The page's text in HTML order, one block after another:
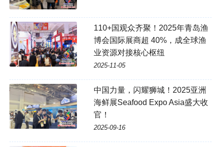
110+国观众齐聚！2025年青岛渔
博会国际展商超 40%，成全球渔
业资源对接核心枢纽
2025-11-05
中国力量，闪耀狮城！2025亚洲
海鲜展Seafood Expo Asia盛大收
官！
2025-09-16